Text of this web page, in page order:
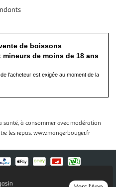
de boissons
de moins de 18 ans
l'acheteur est exigée au moment de la
santé, à consommer avec modération
les repas. www.mangerbouger.fr
Mentions légales